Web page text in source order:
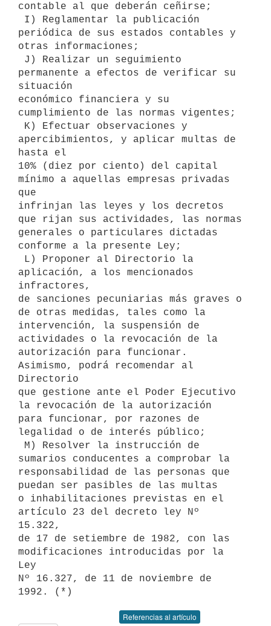
contable al que deberán ceñirse;
periódica de sus estados contables y
otras informaciones;
permanente a efectos de verificar su
situación
económico financiera y su
cumplimiento de las normas vigentes;
apercibimientos, y aplicar multas de
hasta el
10% (diez por ciento) del capital
mínimo a aquellas empresas privadas
que
infrinjan las leyes y los decretos
que rijan sus actividades, las normas
generales o particulares dictadas
conforme a la presente Ley;
aplicación, a los mencionados
infractores,
de sanciones pecuniarias más graves o
de otras medidas, tales como la
intervención, la suspensión de
actividades o la revocación de la
autorización para funcionar.
Asimismo, podrá recomendar al
Directorio
que gestione ante el Poder Ejecutivo
la revocación de la autorización
para funcionar, por razones de
legalidad o de interés público;
sumarios conducentes a comprobar la
responsabilidad de las personas que
puedan ser pasibles de las multas
o inhabilitaciones previstas en el
artículo 23 del decreto ley Nº
15.322,
de 17 de setiembre de 1982, con las
modificaciones introducidas por la
Ley
Nº 16.327, de 11 de noviembre de
Referencias al artículo